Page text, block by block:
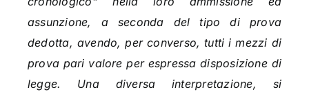
assunzione, a seconda del tipo di prova
dedotta, avendo, per converso, tutti i mezzi di
prova pari valore per espressa disposizione di
legge. Una diversa interpretazione, si